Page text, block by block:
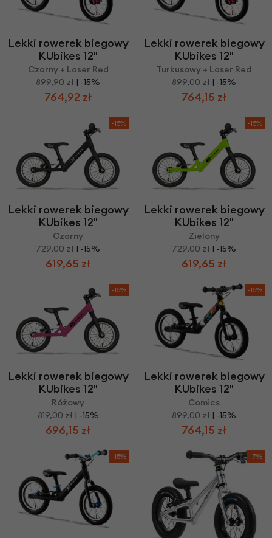
Lekki rowerek biegowy
KUbikes 12"
Czarny + Laser Red
899,90 zł | -15%
764,92 zł
Lekki rowerek biegowy
KUbikes 12"
Turkusowy + Laser Red
899,00 zł | -15%
764,15 zł
-15%
Lekki rowerek biegowy
KUbikes 12"
Czarny
729,00 zł | -15%
619,65 zł
-15%
Lekki rowerek biegowy
KUbikes 12"
Zielony
729,00 zł | -15%
619,65 zł
-15%
Lekki rowerek biegowy
KUbikes 12"
Różowy
819,00 zł | -15%
696,15 zł
-15%
Lekki rowerek biegowy
KUbikes 12"
Comics
899,00 zł | -15%
764,15 zł
-15% -7%